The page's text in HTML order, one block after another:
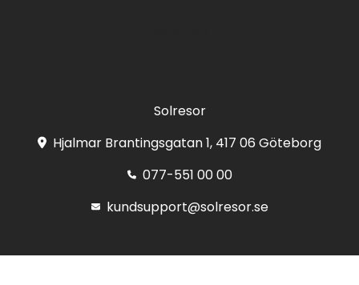
Solresor
Hjalmar Brantingsgatan 1, 417 06 Göteborg
077-551 00 00
kundsupport@solresor.se